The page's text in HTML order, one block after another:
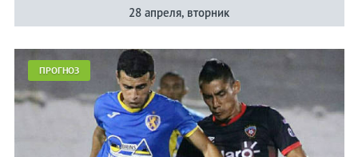
28 апреля, вторник
ПРОГНОЗ
Теннис
Бои
Прочие